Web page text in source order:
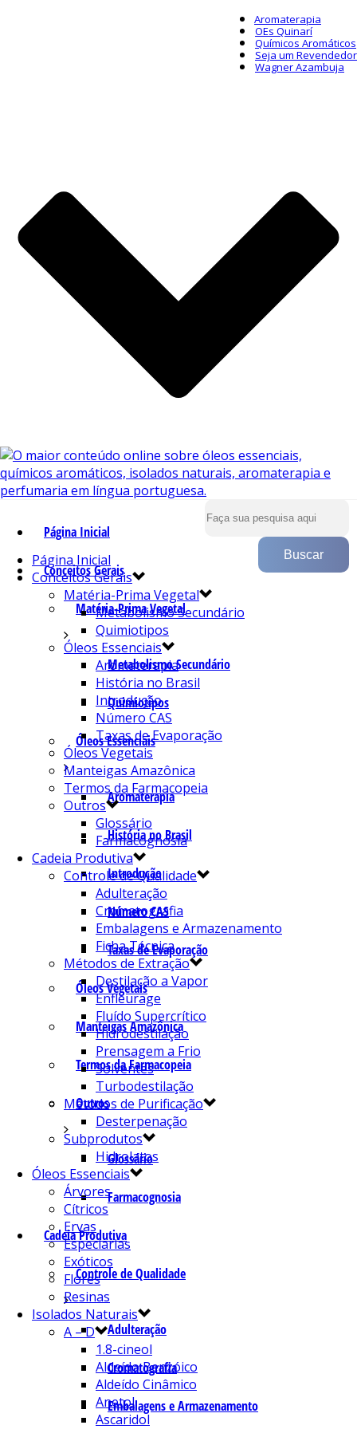
Aromaterapia
OEs Quinarí
Químicos Aromáticos
Seja um Revendedor
Wagner Azambuja
Página Inicial
Conceitos Gerais
Matéria-Prima Vegetal
Metabolismo Secundário
Quimiotipos
Óleos Essenciais
Aromaterapia
História no Brasil
Introdução
Número CAS
Taxas de Evaporação
Óleos Vegetais
Manteigas Amazônica
Termos da Farmacopeia
Outros
Glossário
Farmacognosia
Cadeia Produtiva
Controle de Qualidade
Adulteração
Cromatografia
Embalagens e Armazenamento
Página Inicial
Conceitos Gerais
Matéria-Prima Vegetal
Metabolismo Secundário
Quimiotipos
Óleos Essenciais
Aromaterapia
História no Brasil
Introdução
Número CAS
Taxas de Evaporação
Óleos Vegetais
Manteigas Amazônica
Termos da Farmacopeia
Outros
Glossário
Farmacognosia
Cadeia Produtiva
Controle de Qualidade
Adulteração
Cromatografia
Embalagens e Armazenamento
Ficha Técnica
Métodos de Extração
Destilação a Vapor
Enfleurage
Fluído Supercrítico
Hidrodestilação
Prensagem a Frio
Solventes
Turbodestilação
Métodos de Purificação
Desterpenação
Subprodutos
Hidrolatos
Óleos Essenciais
Árvores
Cítricos
Ervas
Especiarias
Exóticos
Flores
Resinas
Isolados Naturais
A – D
1.8-cineol
Aldeído Benzóico
Aldeído Cinâmico
Anetol
Ascaridol